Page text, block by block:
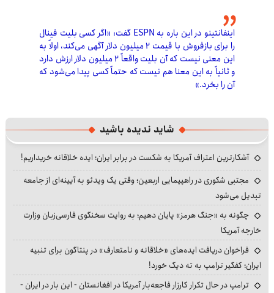
اینفانتینو در این باره به ESPN گفت: «اگر کسی بلیت فینال
را برای بازفروش با قیمت ۲ میلیون دلار آگهی می‌کند، اولاً به
این معنی نیست که آن بلیت واقعاً ۲ میلیون دلار ارزش دارد
و ثانیاً به این معنا هم نیست که حتماً کسی پیدا می‌شود که
آن را بخرد.»
شاید ندیده باشید
آشکارترین اعتراف آمریکا به شکست در برابر ایران؛ ایده خلاقانه خریداریم!
مجتبی شکوری در راهپیمایی اربعین؛ وقتی یک ویدئو به آیینه‌ای از جامعه
تبدیل می‌شود
چگونه به «جنگ هرمز» پایان دهیم؛ به روایت سخنگوی فارسی‌زبان وزارت
خارجه آمریکا
فراخوان دریافت ایده‌های «خلاقانه و نامتعارف» در پنتاگون برای تنبیه
ایران؛ کفگیر ترامپ به ته دیگ خورد!
ترامپ در حال تکرار کارزار فاجعه‌بار آمریکا در افغانستان - این بار در ایران -